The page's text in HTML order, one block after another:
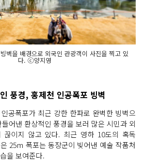
벽을 배경으로 외국인 관광객이 사진을 찍고 있
다. ⓒ양지영
풍경, 홍제천 인공폭포 빙벽
공폭포가 최근 강한 한파로 완벽한 빙벽으
어낸 환상적인 풍경을 보러 많은 시민과 외
끊이지 않고 있다. 최근 영하 10도의 혹독
25m 폭포는 동장군이 빚어낸 예술 작품처
을 보여준다.